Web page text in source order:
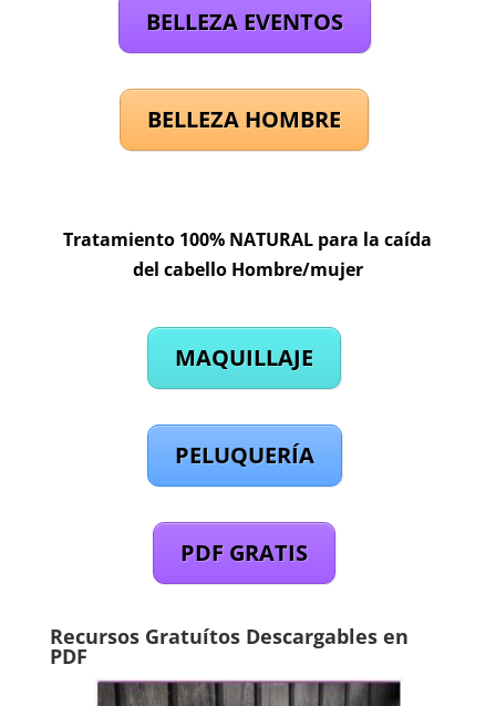
BELLEZA EVENTOS
BELLEZA HOMBRE
Tratamiento 100% NATURAL para la caída
del cabello Hombre/mujer
MAQUILLAJE
PELUQUERÍA
PDF GRATIS
Recursos Gratuítos Descargables en
PDF